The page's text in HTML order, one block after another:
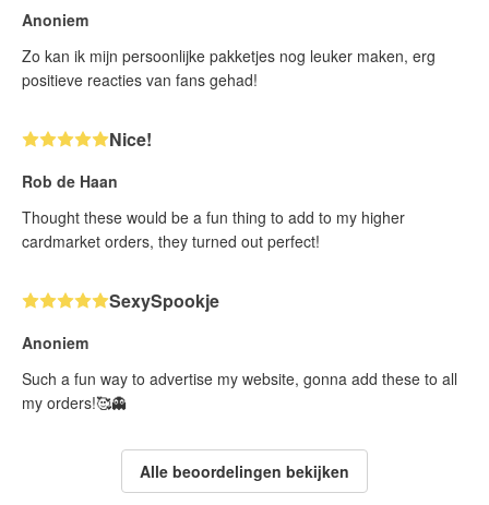
Anoniem
Zo kan ik mijn persoonlijke pakketjes nog leuker maken, erg
positieve reacties van fans gehad!
Nice!
Rob de Haan
Thought these would be a fun thing to add to my higher
cardmarket orders, they turned out perfect!
SexySpookje
Anoniem
Such a fun way to advertise my website, gonna add these to all
my orders!🥰👻
Alle beoordelingen bekijken